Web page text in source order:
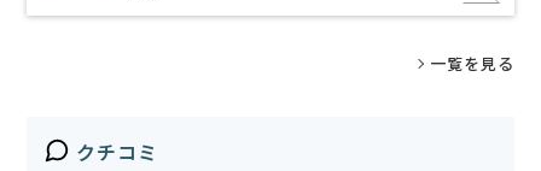
一覧を見る
クチコミ